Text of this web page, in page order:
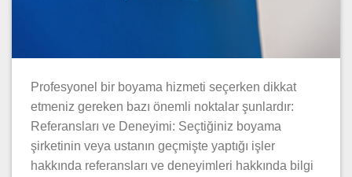
Profesyonel bir boyama hizmeti seçerken dikkat
etmeniz gereken bazı önemli noktalar şunlardır:
Referansları ve Deneyimi: Seçtiğiniz boyama
şirketinin veya ustanın geçmişte yaptığı işler
hakkında referansları ve deneyimleri hakkında bilgi